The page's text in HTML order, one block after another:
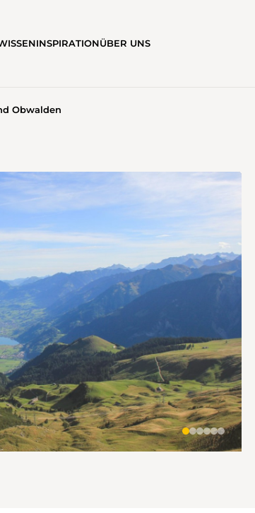
INSPIRATIONÜBER UNS
Obwalden